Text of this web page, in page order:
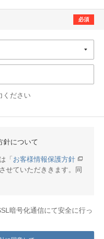
必須
ください
針について
「 お客様情報保護方針
せていただききます。同
暗号化通信にて安全に行っ